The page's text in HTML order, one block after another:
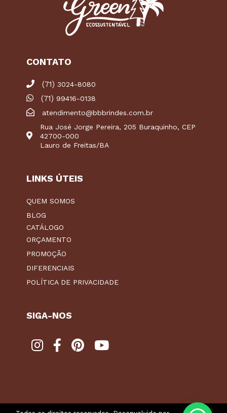
CONTATO
(71) 3024-8080
(71) 99416-0138
atendimento@bbbrindes.com.br
Rua José Jorge Pereira, 205 Buraquinho, CEP
42700-000
Lauro de Freitas/BA
LINKS ÚTEIS
QUEM SOMOS
BLOG
CATÁLOGO
ORÇAMENTO
PROMOÇÃO
DIFERENCIAIS
POLÍTICA DE PRIVACIDADE
SIGA-NOS